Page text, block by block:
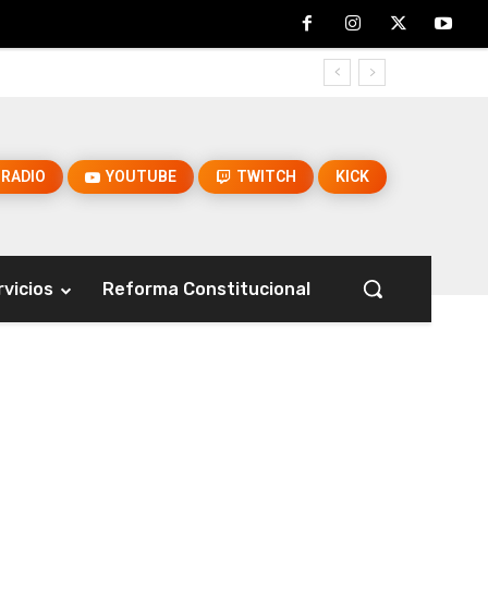
RADIO YOUTUBE TWITCH KICK
Reforma Constitucional